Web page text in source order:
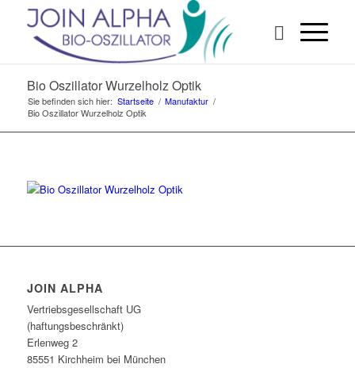
Bio Oszillator Wurzelholz Optik
Sie befinden sich hier: Startseite / Manufaktur /
Bio Oszillator Wurzelholz Optik
JOIN ALPHA
Vertriebsgesellschaft UG
(haftungsbeschränkt)
Erlenweg 2
85551 Kirchheim bei München